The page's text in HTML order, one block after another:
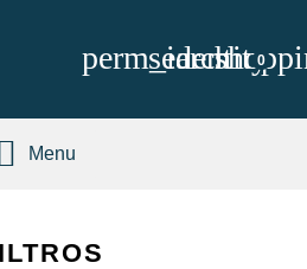
perm_identity
search 0
Menu